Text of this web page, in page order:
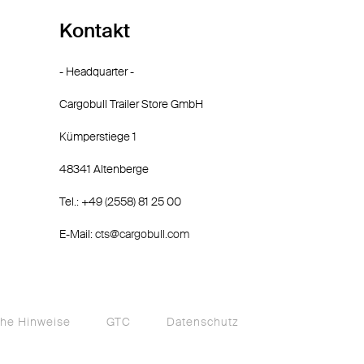
Kontakt
- Headquarter -
Cargobull Trailer Store GmbH
Kümperstiege 1
48341 Altenberge
Tel.: +49 (2558) 81 25 00
E-Mail:cts@cargobull.com
Hinweise GTC Datenschutz